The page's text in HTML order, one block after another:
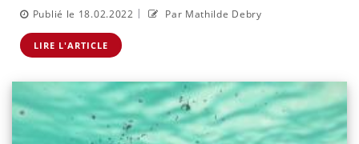
Publié le 18.02.2022 | Par Mathilde Debry
LIRE L'ARTICLE